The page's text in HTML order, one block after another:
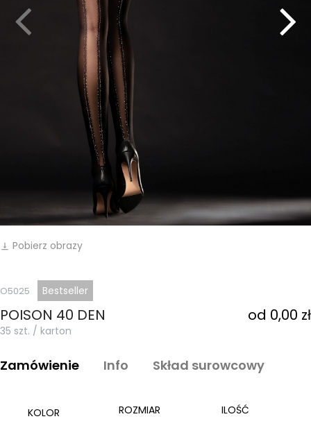
vertical_align_bottom Pobierz obrazy
O5025 Bestseller
POISON 40 DEN od 0,00 zł
35 szt. / karton
Zamówienie Info Skład surowcowy
KOLOR ROZMIAR ILOŚĆ